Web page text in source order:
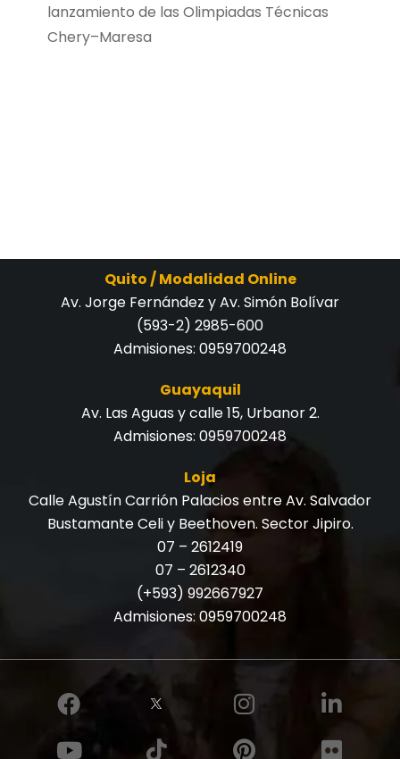
lanzamiento de las Olimpiadas Técnicas
Chery–Maresa
Quito / Modalidad Online
Av. Jorge Fernández y Av. Simón Bolívar
(593-2) 2985-600
Admisiones: 0959700248
Guayaquil
Av. Las Aguas y calle 15, Urbanor 2.
Admisiones: 0959700248
Loja
Calle Agustín Carrión Palacios entre Av. Salvador
Bustamante Celi y Beethoven. Sector Jipiro.
07 – 2612419
07 – 2612340
(+593) 992667927
Admisiones: 0959700248